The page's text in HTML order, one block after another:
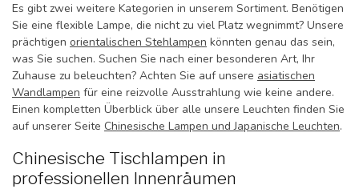
Es gibt zwei weitere Kategorien in unserem Sortiment. Benötigen
Sie eine flexible Lampe, die nicht zu viel Platz wegnimmt? Unsere
prächtigen orientalischen Stehlampen könnten genau das sein,
was Sie suchen. Suchen Sie nach einer besonderen Art, Ihr
Zuhause zu beleuchten? Achten Sie auf unsere asiatischen
Wandlampen für eine reizvolle Ausstrahlung wie keine andere.
Einen kompletten Überblick über alle unsere Leuchten finden Sie
auf unserer Seite Chinesische Lampen und Japanische Leuchten.
Chinesische Tischlampen in
professionellen Innenräumen